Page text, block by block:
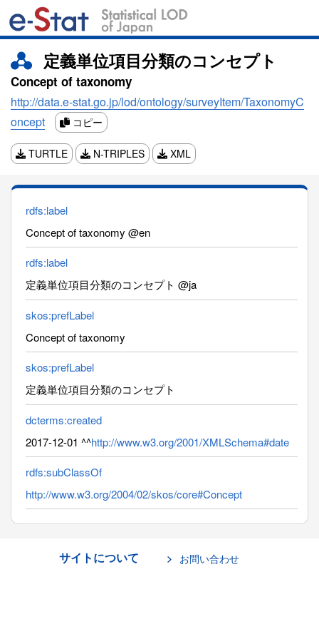
定義単位項目分類のコンセプト
Concept of taxonomy
http://data.e-stat.go.jp/lod/ontology/surveyItem/TaxonomyC
oncept
コピー
TURTLE N-TRIPLES XML
rdfs:label
Concept of taxonomy @en
rdfs:label
定義単位項目分類のコンセプト @ja
skos:prefLabel
Concept of taxonomy
skos:prefLabel
定義単位項目分類のコンセプト
dcterms:created
2017-12-01 ^^http://www.w3.org/2001/XMLSchema#date
rdfs:subClassOf
http://www.w3.org/2004/02/skos/core#Concept
サイトについて お問い合わせ